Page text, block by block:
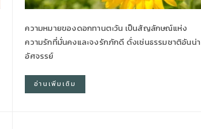
ความหมายของดอกทานตะวัน เป็นสัญลักษณ์แห่ง
ความรักที่มั่นคงและจงรักภักดี ดั่งเช่นธรรมชาติอันน่า
อัศจรรย์
อ่านเพิ่มเติม